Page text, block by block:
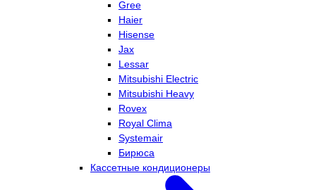
Gree
Haier
Hisense
Jax
Lessar
Mitsubishi Electric
Mitsubishi Heavy
Rovex
Royal Clima
Systemair
Бирюса
Кассетные кондиционеры